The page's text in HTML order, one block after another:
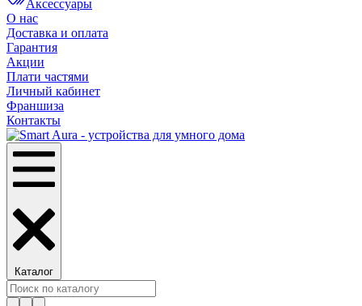
Аксессуары
О нас
Доставка и оплата
Гарантия
Акции
Плати частями
Личный кабинет
Франшиза
Контакты
Каталог